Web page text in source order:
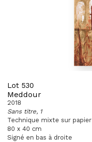
Lot 530
Meddour
2018
Sans titre, 1
Technique mixte sur papier
80 x 40 cm
Signé en bas à droite